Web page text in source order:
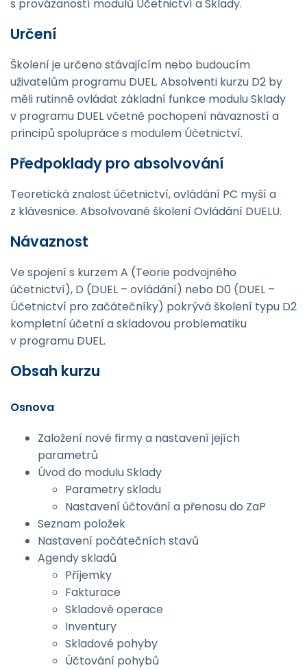
s provázaností modulů Účetnictví a Sklady.
Určení
Školení je určeno stávajícím nebo budoucím
uživatelům programu DUEL. Absolventi kurzu D2 by
měli rutinně ovládat základní funkce modulu Sklady
v programu DUEL včetně pochopení návazností a
principů spolupráce s modulem Účetnictví.
Předpoklady pro absolvování
Teoretická znalost účetnictví, ovládání PC myší a
z klávesnice. Absolvované školení Ovládání DUELU.
Návaznost
Ve spojení s kurzem A (Teorie podvojného
účetnictví), D (DUEL – ovládání) nebo D0 (DUEL –
Účetnictví pro začátečníky) pokrývá školení typu D2
kompletní účetní a skladovou problematiku
v programu DUEL.
Obsah kurzu
Osnova
Založení nové firmy a nastavení jejích
parametrů
Úvod do modulu Sklady
Parametry skladu
Nastavení účtování a přenosu do ZaP
Seznam položek
Nastavení počátečních stavů
Agendy skladů
Příjemky
Fakturace
Skladové operace
Inventury
Skladové pohyby
Účtování pohybů